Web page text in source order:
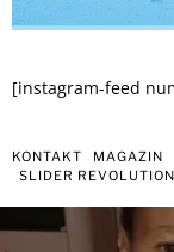
[instagram-feed
KONTAKT MAGAZIN
SLIDER